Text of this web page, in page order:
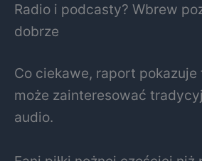
Radio i podcasty? Wbrew
dobrze
Co ciekawe, raport pokazuje
może zainteresować
audio.